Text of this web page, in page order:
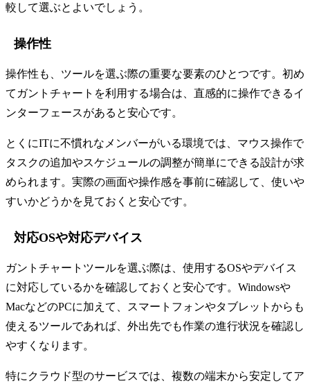
較して選ぶとよいでしょう。
操作性
操作性も、ツールを選ぶ際の重要な要素のひとつです。初め
てガントチャートを利用する場合は、直感的に操作できるイ
ンターフェースがあると安心です。
とくにITに不慣れなメンバーがいる環境では、マウス操作で
タスクの追加やスケジュールの調整が簡単にできる設計が求
められます。実際の画面や操作感を事前に確認して、使いや
すいかどうかを見ておくと安心です。
対応OSや対応デバイス
ガントチャートツールを選ぶ際は、使用するOSやデバイス
に対応しているかを確認しておくと安心です。Windowsや
MacなどのPCに加えて、スマートフォンやタブレットからも
使えるツールであれば、外出先でも作業の進行状況を確認し
やすくなります。
特にクラウド型のサービスでは、複数の端末から安定してア